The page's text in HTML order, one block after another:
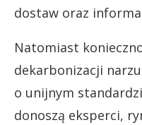
dostaw oraz
Natomiast
dekarbonizacji
o unijnym
donoszą eksperci,